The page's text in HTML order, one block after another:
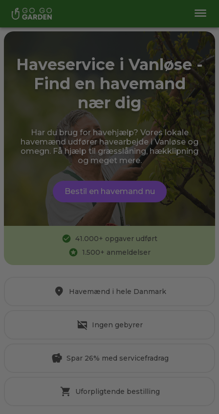
Haveservice i Vanløse -
Find en havemand
nær dig
Har du brug for havehjælp? Vores lokale
havemænd udfører havearbejde i Vanløse og
omegn. Få hjælp til græsslåning, hækklipning
og meget mere.
Bestil en havemand nu
41.000+ opgaver udført
1.500+ anmeldelser
Havemænd i hele Danmark
Ingen gebyrer
Spar 26% med servicefradrag
Uforpligtende bestilling